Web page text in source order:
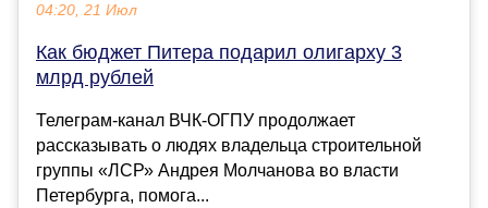
04:20, 21 Июл
Как бюджет Питера подарил олигарху 3
млрд рублей
Телеграм-канал ВЧК-ОГПУ продолжает
рассказывать о людях владельца строительной
группы «ЛСР» Андрея Молчанова во власти
Петербурга, помога...